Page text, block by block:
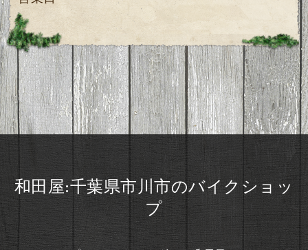
和田屋:千葉県市川市のバイクショッ
プ